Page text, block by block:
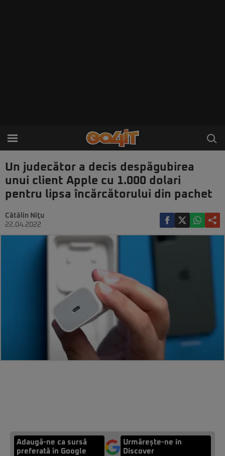
Un judecător a decis despăgubirea
unui client Apple cu 1.000 dolari
pentru lipsa încărcătorului din pachet
Cătălin Niţu
22.04.2022
Adaugă-ne ca sursă
preferată în Google
Urmărește-ne in
Discover